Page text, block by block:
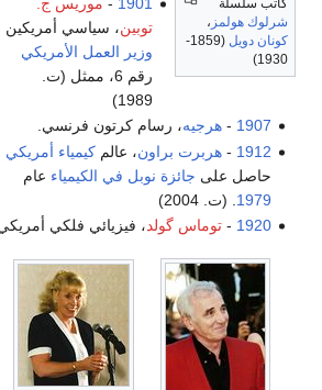
الممثل
اوليڤييه
(1907-
1989)
، سياسي أمريكين
وزير العمل الأمريكي
رقم 6، ممثل (ت.
كرتون فرنسي.
، عالمكيمياء أمريكي
في الكيمياءعام
، فيزيائي فلكي أمريكي-نمساوي (ت. 2004)